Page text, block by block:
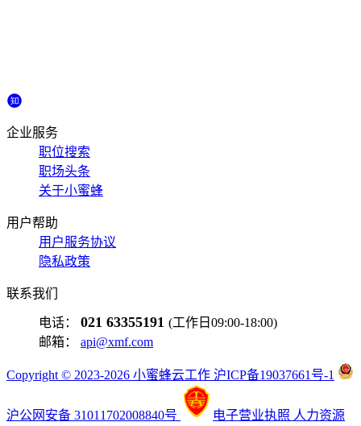
企业服务
职位搜索
职场头条
关于小蜜蜂
用户帮助
用户服务协议
隐私政策
联系我们
电话： 021 63355191 (工作日09:00-18:00)
邮箱： api@xmf.com
Copyright © 2023-2026 小蜜蜂云工作 沪ICP备19037661号-1
沪公网安备 31011702008840号 电子营业执照 人力资源